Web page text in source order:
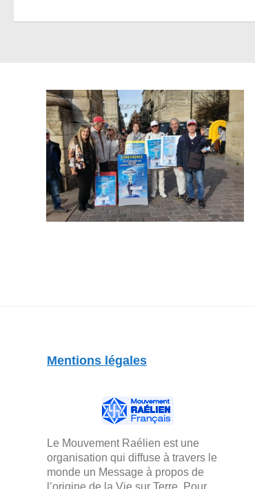
Mentions légales
Le Mouvement Raélien est une
organisation qui diffuse à travers le
monde un Message à propos de